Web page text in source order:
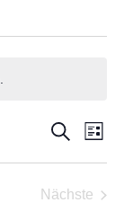
SucheListe
Nächste